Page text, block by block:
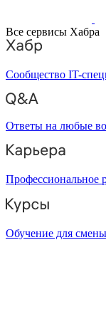
Все сервисы Хабра
Сообщество IT-
Ответы на любые
Профессиональное
Обучение для